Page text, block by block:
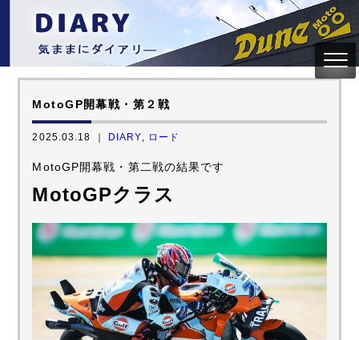
MotoGP開幕戦・第２戦
2025.03.18 ｜ DIARY ロード
MotoGP開幕戦・第二戦の結果です
MotoGPクラス